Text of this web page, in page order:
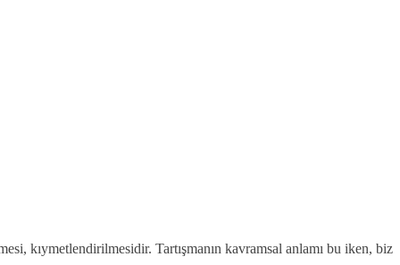
kıymetlendirilmesidir. Tartışmanın kavramsal anlamı bu iken, biz